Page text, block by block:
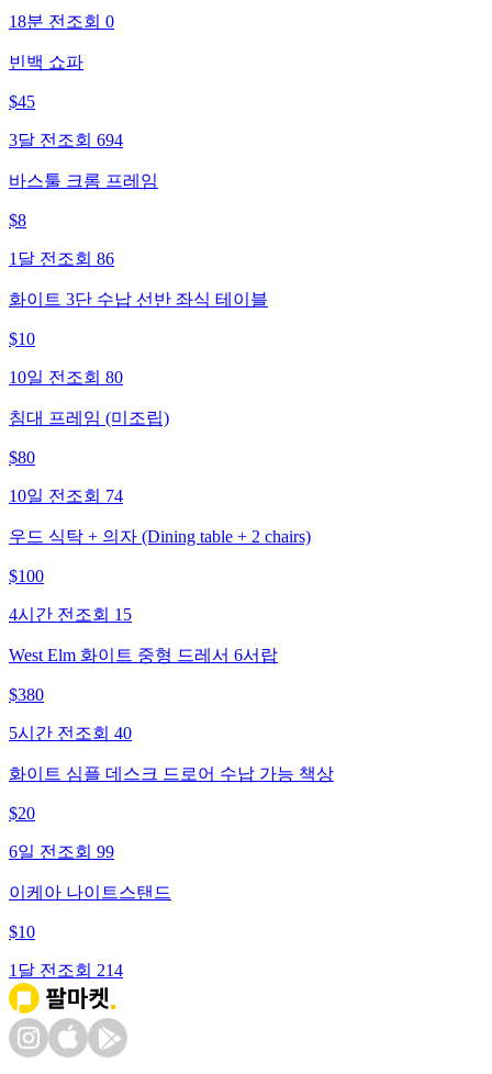
18분 전 조회 0
빈백 쇼파
$45
3달 전 조회 694
바스툴 크롬 프레임
$8
1달 전 조회 86
화이트 3단 수납 선반 좌식 테이블
$10
10일 전 조회 80
침대 프레임 (미조립)
$80
10일 전 조회 74
우드 식탁 + 의자 (Dining table + 2 chairs)
$100
4시간 전 조회 15
West Elm 화이트 중형 드레서 6서랍
$380
5시간 전 조회 40
화이트 심플 데스크 드로어 수납 가능 책상
$20
6일 전 조회 99
이케아 나이트스탠드
$10
1달 전 조회 214